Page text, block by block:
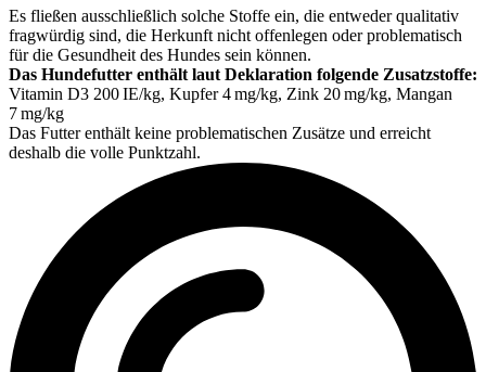
Es fließen ausschließlich solche Stoffe ein, die entweder qualitativ
fragwürdig sind, die Herkunft nicht offenlegen oder problematisch
für die Gesundheit des Hundes sein können.
Das Hundefutter enthält laut Deklaration folgende Zusatzstoffe:
Vitamin D3 200 IE/kg, Kupfer 4 mg/kg, Zink 20 mg/kg, Mangan
7 mg/kg
Das Futter enthält keine problematischen Zusätze und erreicht
deshalb die volle Punktzahl.